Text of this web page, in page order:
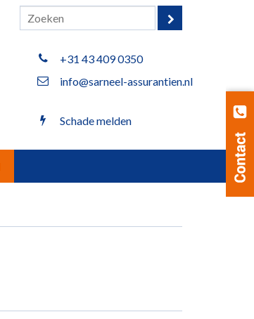
+31 43 409 0350
info@sarneel-assurantien.nl
Schade melden